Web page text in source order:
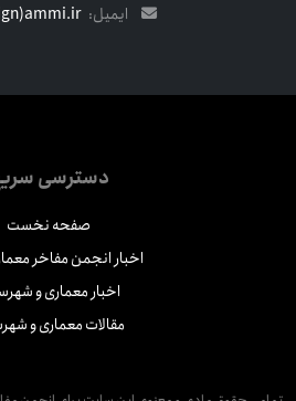
ایمیل:
دسترسی سریع
صفحه نخست
اخبار انجمن مفاخر معماری
اخبار معماری و
مقالات معماری و